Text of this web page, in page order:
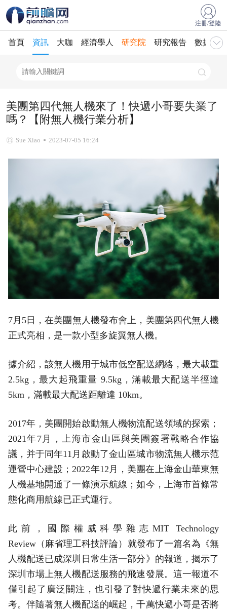
注冊/登陸
首頁 資訊 大咖 經濟學人 研究院 研究報告 數據庫
美團第四代無人機來了！快遞小哥要失業了
嗎？【附無人機行業分析】
Sue Xiao 2023-07-05 16:24
7月5日，在美團無人機發布會上，美團第四代無人機
正式亮相，是一款小型多旋翼無人機。
據介紹，該無人機用于城市低空配送網絡，最大載重
2.5kg，最大起飛重量 9.5kg，滿載最大配送半徑達
5km，滿載最大配送距離達 10km。
2017年，美團開始啟動無人機物流配送領域的探索；
2021年7月，上海市金山區與美團簽署戰略合作協
議，并于同年11月啟動了金山區城市物流無人機示范
運營中心建設；2022年12月，美團在上海金山華東無
人機基地開通了一條演示航線；如今，上海市首條常
態化商用航線已正式運行。
此前，國際權威科學雜志MIT Technology
Review（麻省理工科技評論）就發布了一篇名為《無
人機配送已成深圳日常生活一部分》的報道，揭示了
深圳市場上無人機配送服務的飛速發展。這一報道不
僅引起了廣泛關注，也引發了對快遞行業未來的思
考。伴隨著無人機配送的崛起，千萬快遞小哥是否將